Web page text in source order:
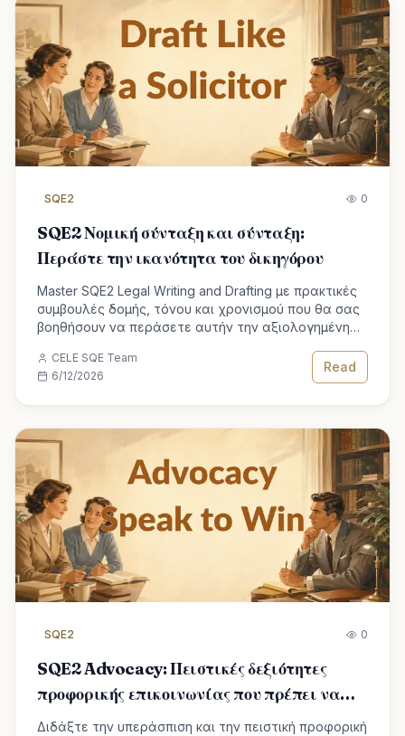
SQE2 0
SQE2 Νομική σύνταξη και σύνταξη:
Περάστε την ικανότητα του δικηγόρου
Master SQE2 Legal Writing and Drafting με πρακτικές
συμβουλές δομής, τόνου και χρονισμού που θα σας
βοηθήσουν να περάσετε αυτήν την αξιολογημένη
CELE SQE Team
6/12/2026
Read
SQE2 0
SQE2 Advocacy: Πειστικές δεξιότητες
προφορικής επικοινωνίας που πρέπει να
περάσετε
Διδάξτε την υπεράσπιση και την πειστική προφορική